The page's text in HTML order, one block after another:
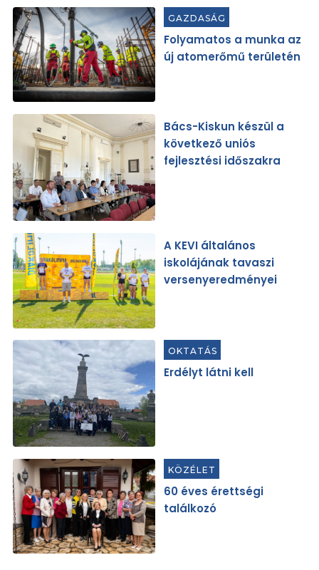
GAZDASÁG
Folyamatos a munka az
új atomerőmű területén
Bács-Kiskun készül a
következő uniós
fejlesztési időszakra
A KEVI általános
iskolájának tavaszi
versenyeredményei
OKTATÁS
Erdélyt látni kell
KÖZÉLET
60 éves érettségi
találkozó